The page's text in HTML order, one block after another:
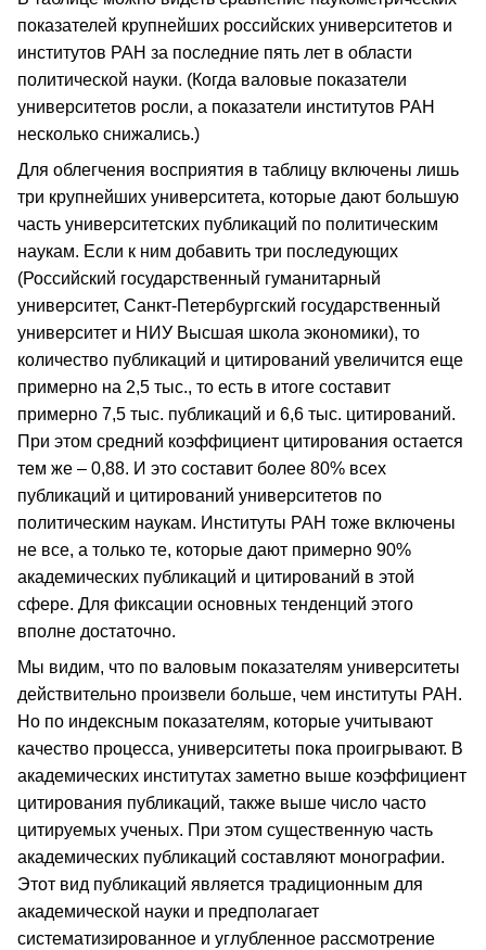
показателей крупнейших российских университетов и
институтов РАН за последние пять лет в области
политической науки. (Когда валовые показатели
университетов росли, а показатели институтов РАН
несколько снижались.)
Для облегчения восприятия в таблицу включены лишь
три крупнейших университета, которые дают большую
часть университетских публикаций по политическим
наукам. Если к ним добавить три последующих
(Российский государственный гуманитарный
университет, Санкт-Петербургский государственный
университет и НИУ Высшая школа экономики), то
количество публикаций и цитирований увеличится еще
примерно на 2,5 тыс., то есть в итоге составит
примерно 7,5 тыс. публикаций и 6,6 тыс. цитирований.
При этом средний коэффициент цитирования остается
тем же – 0,88. И это составит более 80% всех
публикаций и цитирований университетов по
политическим наукам. Институты РАН тоже включены
не все, а только те, которые дают примерно 90%
академических публикаций и цитирований в этой
сфере. Для фиксации основных тенденций этого
вполне достаточно.
Мы видим, что по валовым показателям университеты
действительно произвели больше, чем институты РАН.
Но по индексным показателям, которые учитывают
качество процесса, университеты пока проигрывают. В
академических институтах заметно выше коэффициент
цитирования публикаций, также выше число часто
цитируемых ученых. При этом существенную часть
академических публикаций составляют монографии.
Этот вид публикаций является традиционным для
академической науки и предполагает
систематизированное и углубленное рассмотрение